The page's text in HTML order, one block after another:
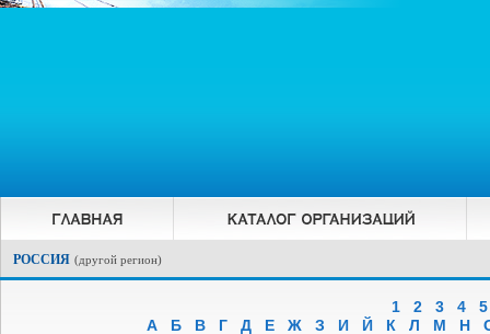
РОССИЯ (другой регион)
1 2 3 4
5
А
Б В Г Д Е Ж З И Й К Л М Н